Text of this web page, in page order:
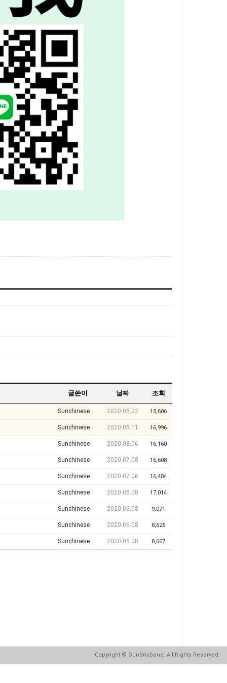
글쓴이 날짜 조회
Sunchinese 2020.06.22 15,606
Sunchinese 2020.06.11 16,996
Sunchinese 2020.08.06 16,160
Sunchinese 2020.07.08 16,608
Sunchinese 2020.07.06 16,484
Sunchinese 2020.06.08 17,014
Sunchinese 2020.06.08 9,071
Sunchinese 2020.06.08 8,626
Sunchinese 2020.06.08 8,667
Copyright © SunBrisbane. All Rights Reserved.